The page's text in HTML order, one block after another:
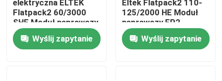
Dom
Produkty
elektryczna ELTEK
Flatpack2 60/3000
SHE Moduł naprawczy
241119.706
Wyślij zapytanie
Eltek Flatpack2 110-
125/2000 HE Moduł
naprawczy FP2
110/2000 HE WOR
Część nr 241115.805
Wyślij zapytanie